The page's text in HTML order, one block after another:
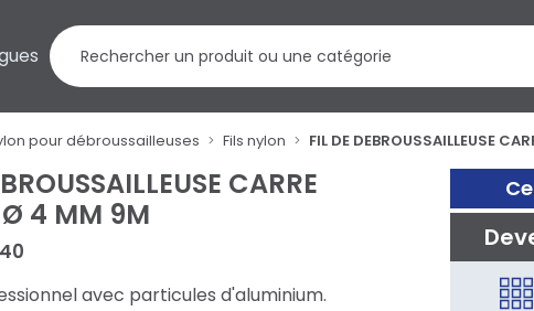
pour débroussailleuses Fils nylon FIL DE DEBROUSSAILLEUSE
CARRE
Ø 4 MM 9M
avec particules d'aluminium.